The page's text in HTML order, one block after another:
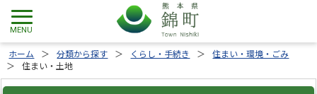
ホーム 分類から探す くらし・手続き
住まい・環境・ごみ
住まい・土地